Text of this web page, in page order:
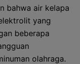
bahwa air kelapa
yang
beberapa
olahraga.